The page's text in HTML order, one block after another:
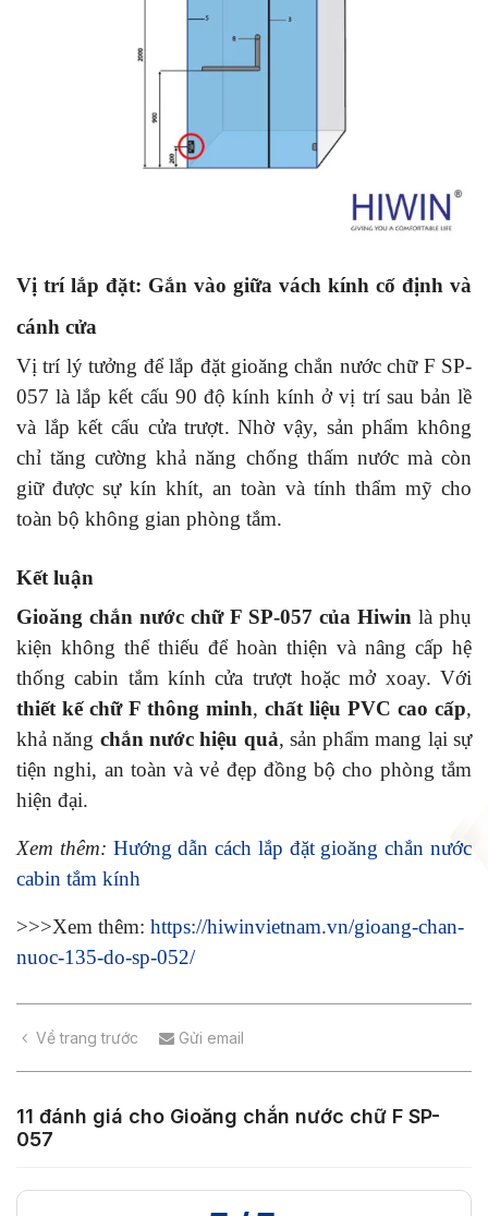
Vị trí lắp đặt: Gắn vào giữa vách kính cố định và
cánh cửa
Vị trí lý tưởng để lắp đặt gioăng chắn nước chữ F SP-
057 là lắp kết cấu 90 độ kính kính ở vị trí sau bản lề
và lắp kết cấu cửa trượt. Nhờ vậy, sản phẩm không
chỉ tăng cường khả năng chống thấm nước mà còn
giữ được sự kín khít, an toàn và tính thẩm mỹ cho
toàn bộ không gian phòng tắm.
Kết luận
Gioăng chắn nước chữ F SP-057 của Hiwin là phụ
kiện không thể thiếu để hoàn thiện và nâng cấp hệ
thống cabin tắm kính cửa trượt hoặc mở xoay. Với
thiết kế chữ F thông minh, chất liệu PVC cao cấp,
khả năng chắn nước hiệu quả, sản phẩm mang lại sự
tiện nghi, an toàn và vẻ đẹp đồng bộ cho phòng tắm
hiện đại.
Xem thêm: Hướng dẫn cách lắp đặt gioăng chắn nước
cabin tắm kính
>>>Xem thêm: https://hiwinvietnam.vn/gioang-chan-
nuoc-135-do-sp-052/
Về trang trước Gửi email
11 đánh giá cho Gioăng chắn nước chữ F SP-
057